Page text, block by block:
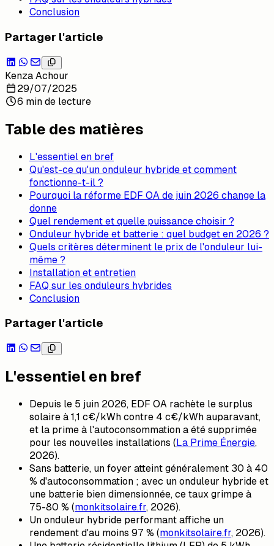
Conclusion
Partager l'article
Kenza Achour
29/07/2025
6 min de lecture
Table des matières
L'essentiel en bref
Qu'est-ce qu'un onduleur hybride et comment
fonctionne-t-il ?
Pourquoi la réforme EDF OA de juin 2026 change la
donne
Quel rendement et quelle puissance choisir ?
Onduleur hybride et batterie : quel budget en 2026 ?
Quels critères déterminent le prix de l'onduleur lui-
même ?
Installation et entretien
FAQ sur les onduleurs hybrides
Conclusion
Partager l'article
L'essentiel en bref
Depuis le 5 juin 2026, EDF OA rachète le surplus
solaire à 1,1 c€/kWh contre 4 c€/kWh auparavant,
et la prime à l'autoconsommation a été supprimée
pour les nouvelles installations (La Prime Énergie,
2026).
Sans batterie, un foyer atteint généralement 30 à 40
% d'autoconsommation ; avec un onduleur hybride et
une batterie bien dimensionnée, ce taux grimpe à
75-80 % (monkitsolaire.fr, 2026).
Un onduleur hybride performant affiche un
rendement d'au moins 97 % (monkitsolaire.fr, 2026).